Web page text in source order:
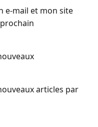
e-mail et mon site
articles par